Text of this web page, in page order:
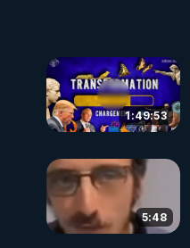
1:49:53
5:48